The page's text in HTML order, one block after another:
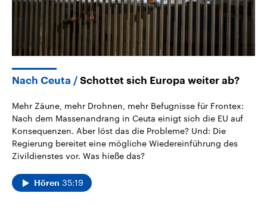
Nach Ceuta Schottet sich Europa weiter ab?
Mehr Zäune, mehr Drohnen, mehr Befugnisse für Frontex:
Nach dem Massenandrang in Ceuta einigt sich die EU auf
Konsequenzen. Aber löst das die Probleme? Und: Die
Regierung bereitet eine mögliche Wiedereinführung des
Zivildienstes vor. Was hieße das?
Hören 35:19